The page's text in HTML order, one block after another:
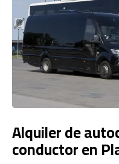
Alquiler de
conductor en